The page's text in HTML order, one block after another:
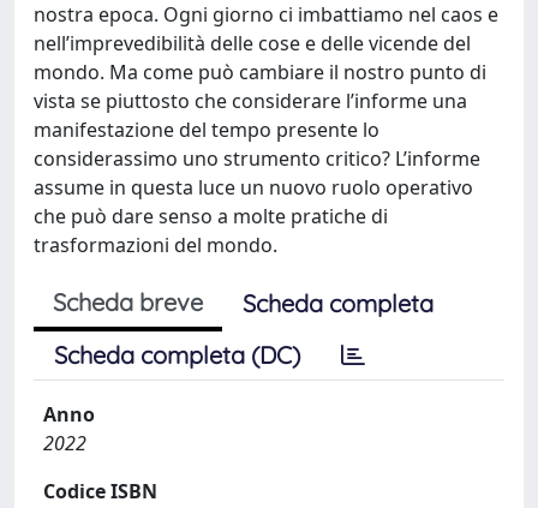
nostra epoca. Ogni giorno ci imbattiamo nel caos e
nell’imprevedibilità delle cose e delle vicende del
mondo. Ma come può cambiare il nostro punto di
vista se piuttosto che considerare l’informe una
manifestazione del tempo presente lo
considerassimo uno strumento critico? L’informe
assume in questa luce un nuovo ruolo operativo
che può dare senso a molte pratiche di
trasformazioni del mondo.
Scheda breve
Scheda completa
Scheda completa (DC)
Anno
2022
Codice ISBN